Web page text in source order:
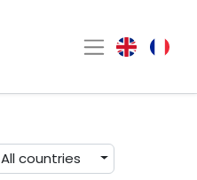
All countries